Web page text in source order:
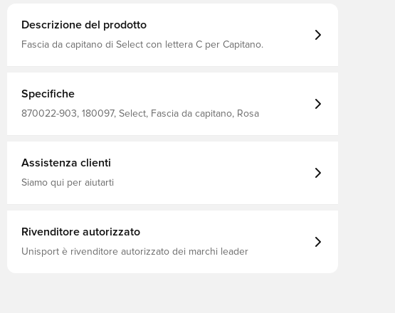
Descrizione del prodotto
Fascia da capitano di Select con lettera C per Capitano.
Specifiche
870022-903, 180097, Select, Fascia da capitano, Rosa
Assistenza clienti
Siamo qui per aiutarti
Rivenditore autorizzato
Unisport è rivenditore autorizzato dei marchi leader